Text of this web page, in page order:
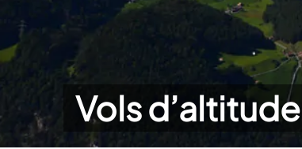
Vols d’altitude